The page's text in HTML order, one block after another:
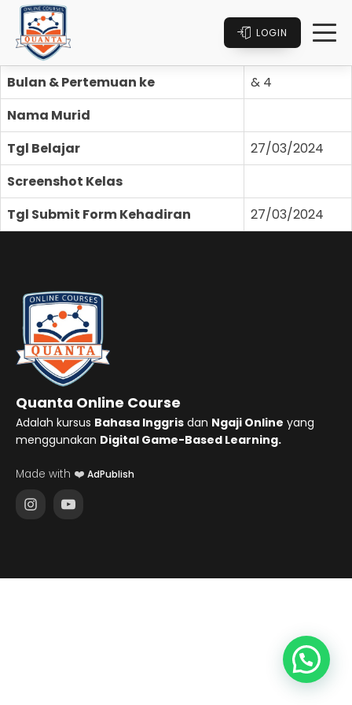
LOGIN
Bulan & Pertemuan ke
& 4
Nama Murid
Tgl Belajar
27/03/2024
Screenshot Kelas
Tgl Submit Form Kehadiran
27/03/2024
Quanta Online Course
Adalah kursus Bahasa Inggris dan Ngaji Online yang
menggunakan Digital Game-Based Learning.
Made with ❤️ AdPublish